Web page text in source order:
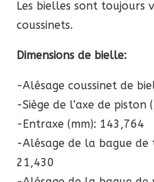
Les bielles sont toujours
coussinets.
Dimensions de bielle:
-Alésage coussinet de
-Siège de l’axe de piston
-Entraxe (mm): 143,764
-Alésage de la bague de
21,430